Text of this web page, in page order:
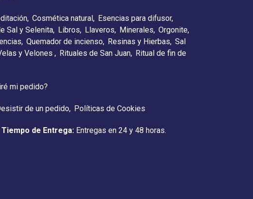
Cosmética natural Esencias para difusor
Sal y Selenita Libros Llaveros Minerales Orgonite
Quemador de incienso Resinas y Hierbas Sal
y Velones Rituales de San Juan Ritual de fin de
mi pedido?
de un pedido Políticas de Cookies
Tiempo de Entrega: Entregas en 24 y 48 horas.